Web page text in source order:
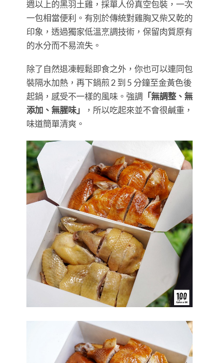
週以上的黑羽土雞，採單人份真空包裝，一次
一包相當便利。有別於傳統對雞胸又柴又乾的
印象，透過獨家低溫烹調技術，保留肉質原有
的水分而不易流失。
除了自然退凍輕鬆即食之外，你也可以連同包
裝隔水加熱，再下鍋煎 2 到 5 分鐘至金黃色後
起鍋，感受不一樣的風味。強調 「無調整、無
添加、無腥味」
，所以吃起來並不會很鹹重，
味道簡單清爽。